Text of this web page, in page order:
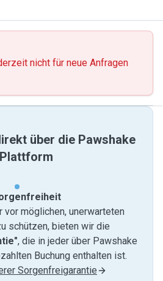
nicht für neue Anfragen
über die Pawshake
Plattform
vor möglichen, unerwarteten
schützen, bieten wir die
, die in jeder über Pawshake
Buchung enthalten ist.
Sorgenfreigarantie